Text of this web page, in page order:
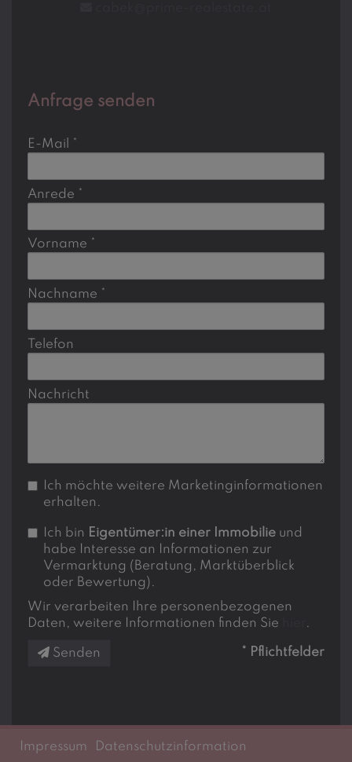
Anfrage senden
E-Mail
Anrede
Vorname
Nachname
Telefon
Nachricht
Ich möchte weitere Marketinginformationen
erhalten.
Ich bin Eigentümer:in einer Immobilie und
habe Interesse an Informationen zur
Vermarktung (Beratung, Marktüberblick
oder Bewertung).
Wir verarbeiten Ihre personenbezogenen
Daten, weitere Informationen finden Sie
.
Senden * Pflichtfelder
Impressum Datenschutzinformation